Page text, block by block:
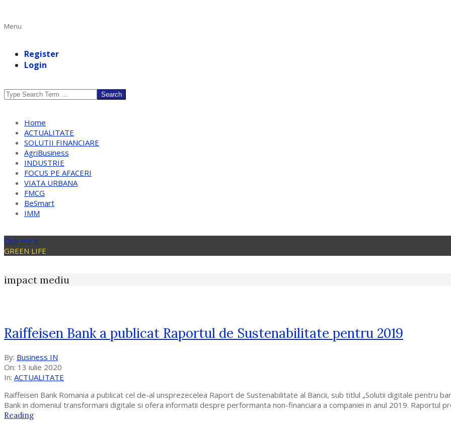
Primary
Menu
Register
Login
Search
Home
ACTUALITATE
SOLUTII FINANCIARE
AgriBusiness
INDUSTRIE
FOCUS PE AFACERI
VIATA URBANA
FMCG
BeSmart
IMM
Click Here
GREEN LIFE
impact mediu
Raiffeisen Bank a publicat Raportul de Sustenabilitate pentru 2019
2020-
07-
13
By: Business IN
On: 13 iulie 2020
In: ACTUALITATE
Raiffeisen Bank Romania a publicat cel de-al unsprezecelea Raport de Sustenabilitate al Bancii, sub titlul „Solutii digitale pentru
Bank in domeniul transformarii digitale si ofera informatii despre performanta non-financiara a companiei in anul 2019. Raportul
Reading